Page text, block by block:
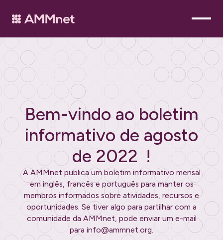
Bem-vindo ao boletim
informativo de agosto
de 2022 !
A AMMnet publica um boletim informativo mensal
em inglês, francês e português para manter os
membros informados sobre atividades, recursos e
oportunidades. Se tiver algo para partilhar com a
comunidade da AMMnet, pode enviar um e-mail
para info@ammnet.org.